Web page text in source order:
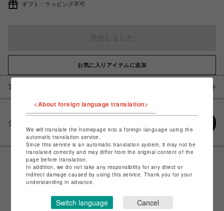
ギフト：ラッピング不可
お気に入りアイテムに追加
アイテム説明 / 素材
シェアする
<About foreign language translation>
We will translate the homepage into a foreign language using the
automatic translation service.
Since this service is an automatic translation system, it may not be
translated correctly and may differ from the original content of the
page before translation.
In addition, we do not take any responsibility for any direct or
indirect damage caused by using this service. Thank you for your
understanding in advance.
Switch language Cancel